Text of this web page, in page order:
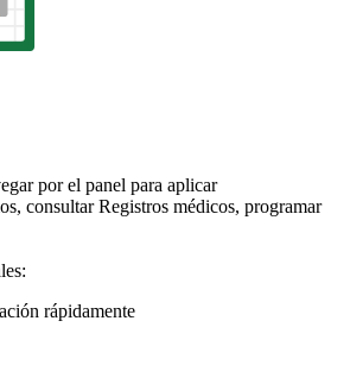
por el panel para aplicar
consultar Registros médicos, programar
rápidamente